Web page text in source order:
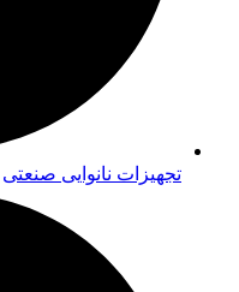
تجهیزات نانوایی صنعتی